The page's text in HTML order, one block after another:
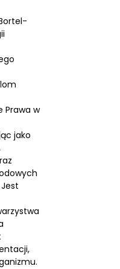
Prawa w
jako